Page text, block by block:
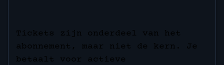
Tickets zijn onderdeel van het
abonnement, maar niet de kern. Je
betaalt voor actieve